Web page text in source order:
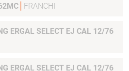
FRANCHI
ERGAL SELECT EJ CAL 12/76
ERGAL SELECT EJ CAL 12/76